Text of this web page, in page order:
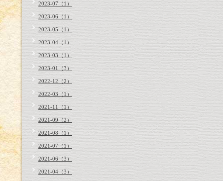
2023-07（1）
2023-06（1）
2023-05（1）
2023-04（1）
2023-03（1）
2023-01（3）
2022-12（2）
2022-03（1）
2021-11（1）
2021-09（2）
2021-08（1）
2021-07（1）
2021-06（3）
2021-04（3）